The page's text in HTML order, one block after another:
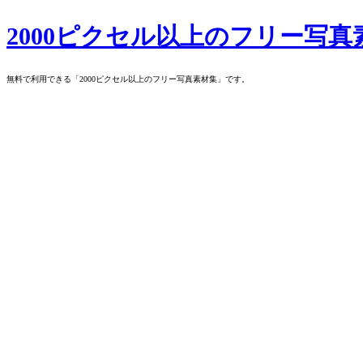
to
content
2000ピクセル以上のフリー写真
無料で利用できる「2000ピクセル以上のフリー写真素材集」です。